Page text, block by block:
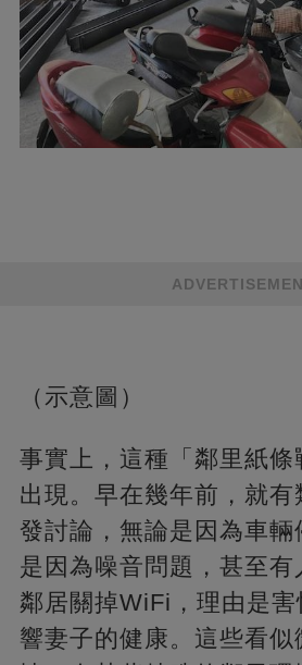
（示意圖）
事實上，這種「鄰里紙條
出現。早在幾年前，就有
發討論，無論是因為車輛
是因為噪音問題，甚至有
鄰居關掉WiFi，理由是
響妻子的健康。這些看似